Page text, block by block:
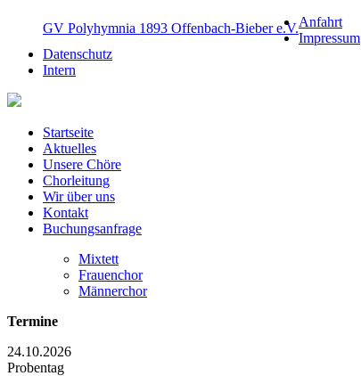
GV Polyhymnia 1893 Offenbach-Bieber e.V.Anfahrt
Impressum
Datenschutz
Intern
Startseite
Aktuelles
Unsere Chöre
Chorleitung
Wir über uns
Kontakt
Buchungsanfrage
Mixtett
Frauenchor
Männerchor
Termine
24.10.2026
Probentag